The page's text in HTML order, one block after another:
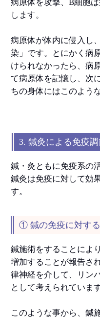
病原体を攻撃、B細胞
します。
病原体が体内に侵入し
染」です。とにかく病
けられなかったら、病
て病原体を記憶し、次
ちの身体にはこのよう
3. 鍼灸による免疫調
鍼・灸ともに免疫系の
鍼灸は免疫に対して効
す。
① 鍼の免疫に対す
鍼施術をすることによ
増加することが報告さ
律神経を介して、リン
として考えられています
このような事から、鍼